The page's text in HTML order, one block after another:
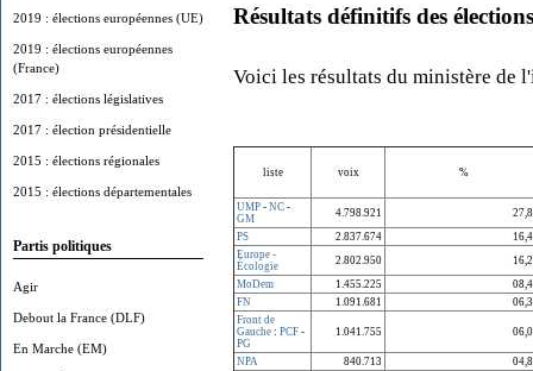
2019 : élections européennes (UE)
2019 : élections européennes
(France)
2017 : élections législatives
2017 : élection présidentielle
2015 : élections régionales
2015 : élections départementales
Partis politiques
Agir
Debout la France (DLF)
En Marche (EM)
Résultats définitifs des
Voici les résultats du ministère de
liste voix %
UMP - NC -
GM
4.798.921
PS
2.837.674
Europe -
Écologie
2.802.950
MoDem
1.455.225
FN
1.091.681
Front de
Gauche : PCF -
PG
1.041.755
NPA 840.713